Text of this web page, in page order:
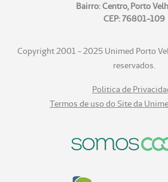
Bairro: Centro, Porto
CEP: 76801-109
Copyright 2001 - 2025 Unimed Porto
reservados.
Politica de
Termos de uso do Site da